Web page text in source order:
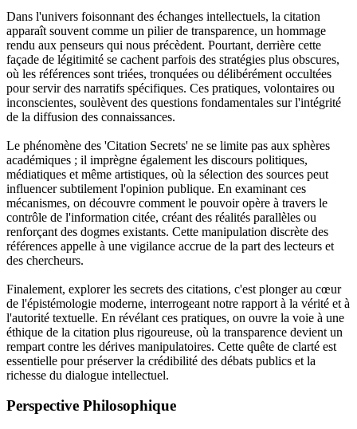
Dans l'univers foisonnant des échanges intellectuels, la citation
apparaît souvent comme un pilier de transparence, un hommage
rendu aux penseurs qui nous précèdent. Pourtant, derrière cette
façade de légitimité se cachent parfois des stratégies plus obscures,
où les références sont triées, tronquées ou délibérément occultées
pour servir des narratifs spécifiques. Ces pratiques, volontaires ou
inconscientes, soulèvent des questions fondamentales sur l'intégrité
de la diffusion des connaissances.
Le phénomène des 'Citation Secrets' ne se limite pas aux sphères
académiques ; il imprègne également les discours politiques,
médiatiques et même artistiques, où la sélection des sources peut
influencer subtilement l'opinion publique. En examinant ces
mécanismes, on découvre comment le pouvoir opère à travers le
contrôle de l'information citée, créant des réalités parallèles ou
renforçant des dogmes existants. Cette manipulation discrète des
références appelle à une vigilance accrue de la part des lecteurs et
des chercheurs.
Finalement, explorer les secrets des citations, c'est plonger au cœur
de l'épistémologie moderne, interrogeant notre rapport à la vérité et à
l'autorité textuelle. En révélant ces pratiques, on ouvre la voie à une
éthique de la citation plus rigoureuse, où la transparence devient un
rempart contre les dérives manipulatoires. Cette quête de clarté est
essentielle pour préserver la crédibilité des débats publics et la
richesse du dialogue intellectuel.
Perspective Philosophique